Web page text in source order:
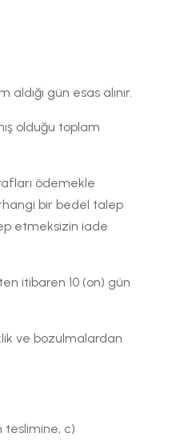
gün esas alınır.
olduğu toplam
ödemekle
bir bedel talep
etmeksizin iade
itibaren 10 (on) gün
ve bozulmalardan
teslimine, c)